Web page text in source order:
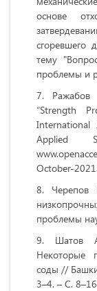
основе
сгоревшего
тему
проблемы и
“Strength
International
Applied
October-2021.
проблемы
Шатов
Некоторые
соды //
3–4. – С.